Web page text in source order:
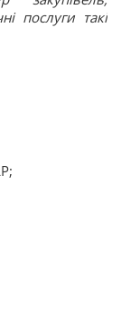
послуги такі